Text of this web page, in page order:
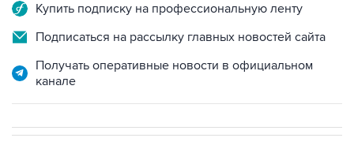
Купить подписку на профессиональную ленту
Подписаться на рассылку главных новостей сайта
Получать оперативные новости в официальном
канале